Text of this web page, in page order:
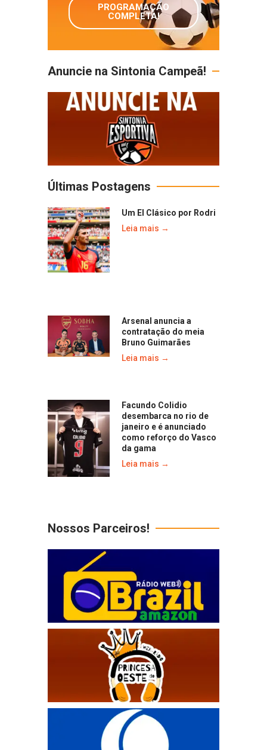
PROGRAMAÇÃO
COMPLETA!
Anuncie na Sintonia Campeã!
Últimas Postagens
Um El Clásico por Rodri
Leia mais →
Arsenal anuncia a
contratação do meia
Bruno Guimarães
Leia mais →
Facundo Colidio
desembarca no rio de
janeiro e é anunciado
como reforço do Vasco
da gama
Leia mais →
Nossos Parceiros!